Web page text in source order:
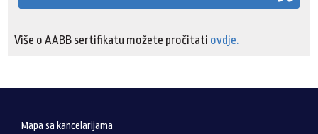
Više o AABB sertifikatu možete pročitati ovdje.
Mapa sa kancelarijama